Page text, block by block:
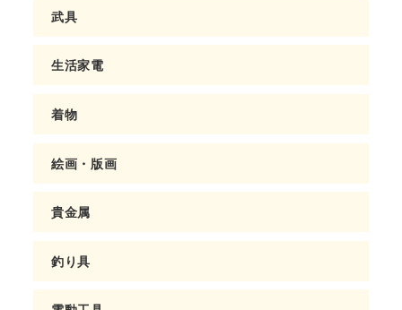
武具
生活家電
着物
絵画・版画
貴金属
釣り具